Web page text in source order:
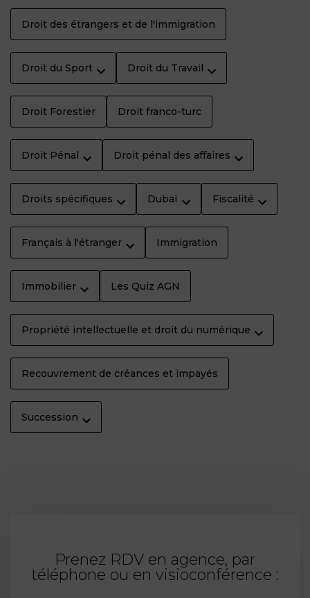
Droit des étrangers et de l'immigration
Droit du Sport Droit du Travail
Droit Forestier Droit franco-turc
Droit Pénal Droit pénal des affaires
Droits spécifiques Dubaï Fiscalité
Français à l'étranger Immigration
Immobilier Les Quiz AGN
Propriété intellectuelle et droit du numérique
Recouvrement de créances et impayés
Succession
Prenez RDV en agence, par
téléphone ou en visioconférence :